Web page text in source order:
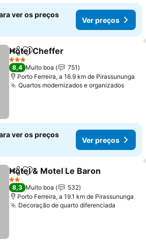
ver os preços
Ver preços
PartilharAdicionar aos favoritos
Hotel Cheffer
3 Estrelas
8,4 Muito boa
751
Porto Ferreira, a 16.9 km de Pirassununga
Quartos modernizados e organizadosVer
ver os preços
Ver preços
PartilharAdicionar aos favoritos
Hotel & Motel Le Baron
2 Estrelas
8,3 Muito boa
532
Porto Ferreira, a 19.1 km de Pirassununga
Decoração de quarto diferenciada